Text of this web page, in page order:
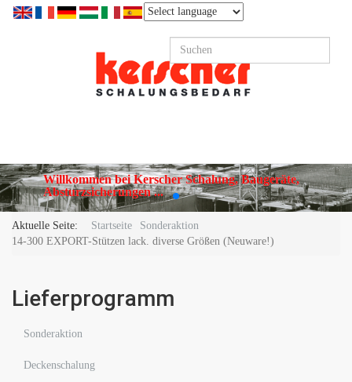
Willkommen bei Kerscher Schalung, Baugeräte,
Absturzsicherungen ...
Aktuelle Seite: Startseite
Sonderaktion
14-300 EXPORT-Stützen lack. diverse Größen (Neuware!)
Lieferprogramm
Sonderaktion
Deckenschalung